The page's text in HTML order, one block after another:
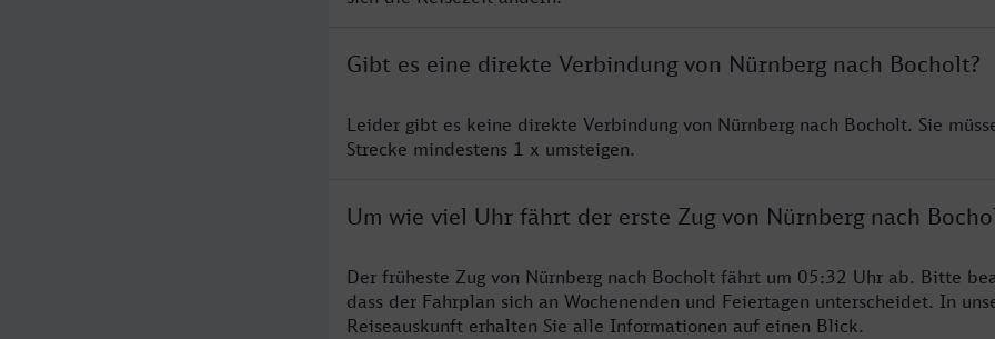
Gibt es eine direkte Verbindung von Nürnberg nach Bocholt?
Leider gibt es keine direkte Verbindung von Nürnberg nach Bocholt. Sie
Strecke mindestens 1 x umsteigen.
Um wie viel Uhr fährt der erste Zug von Nürnberg nach
Der früheste Zug von Nürnberg nach Bocholt fährt um 05:32 Uhr ab. Bitte
dass der Fahrplan sich an Wochenenden und Feiertagen unterscheidet. In
Reiseauskunft erhalten Sie alle Informationen auf einen Blick.